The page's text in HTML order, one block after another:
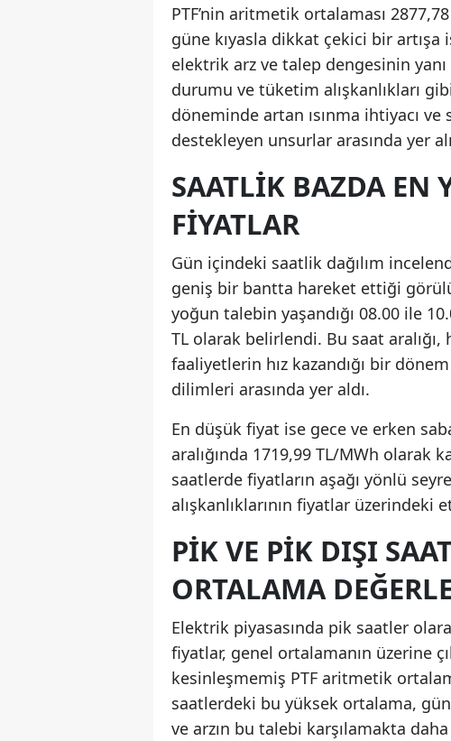
PTF’nin aritmetik ortalaması
güne kıyasla dikkat çekici bir
elektrik arz ve talep dengesinin yanı
durumu ve tüketim alışkanlıkları
döneminde artan ısınma ihtiyacı
destekleyen unsurlar arasında yer
SAATLIK BAZDA EN
FIYATLAR
Gün içindeki saatlik dağılım
geniş bir bantta hareket ettiği
yoğun talebin yaşandığı 08.00 ile
TL olarak belirlendi. Bu saat
faaliyetlerin hız kazandığı bir
dilimleri arasında yer aldı.
En düşük fiyat ise gece ve erken
aralığında 1719,99 TL/MWh olarak
saatlerde fiyatların aşağı yönlü
alışkanlıklarının fiyatlar
PIK VE PIK DIŞI
ORTALAMA
Elektrik piyasasında pik saatler
fiyatlar, genel ortalamanın üzerine
kesinleşmemiş PTF aritmetik
saatlerdeki bu yüksek ortalama,
ve arzın bu talebi karşılamakta